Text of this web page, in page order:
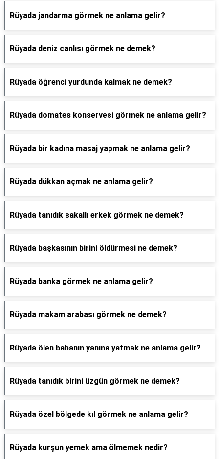
Rüyada jandarma görmek ne anlama gelir?
Rüyada deniz canlısı görmek ne demek?
Rüyada öğrenci yurdunda kalmak ne demek?
Rüyada domates konservesi görmek ne anlama gelir?
Rüyada bir kadına masaj yapmak ne anlama gelir?
Rüyada dükkan açmak ne anlama gelir?
Rüyada tanıdık sakallı erkek görmek ne demek?
Rüyada başkasının birini öldürmesi ne demek?
Rüyada banka görmek ne anlama gelir?
Rüyada makam arabası görmek ne demek?
Rüyada ölen babanın yanına yatmak ne anlama gelir?
Rüyada tanıdık birini üzgün görmek ne demek?
Rüyada özel bölgede kıl görmek ne anlama gelir?
Rüyada kurşun yemek ama ölmemek nedir?